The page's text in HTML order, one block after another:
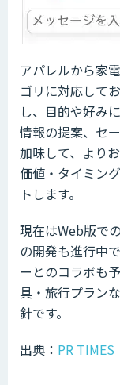
アパレルから家
ゴリに対応して
し、目的や好み
情報の提案、セ
加味して、より
価値・タイミン
トします。
現在はWeb版で
の開発も進行中
ーとのコラボも
具・旅行プラン
針です。
出典： PR TIMES